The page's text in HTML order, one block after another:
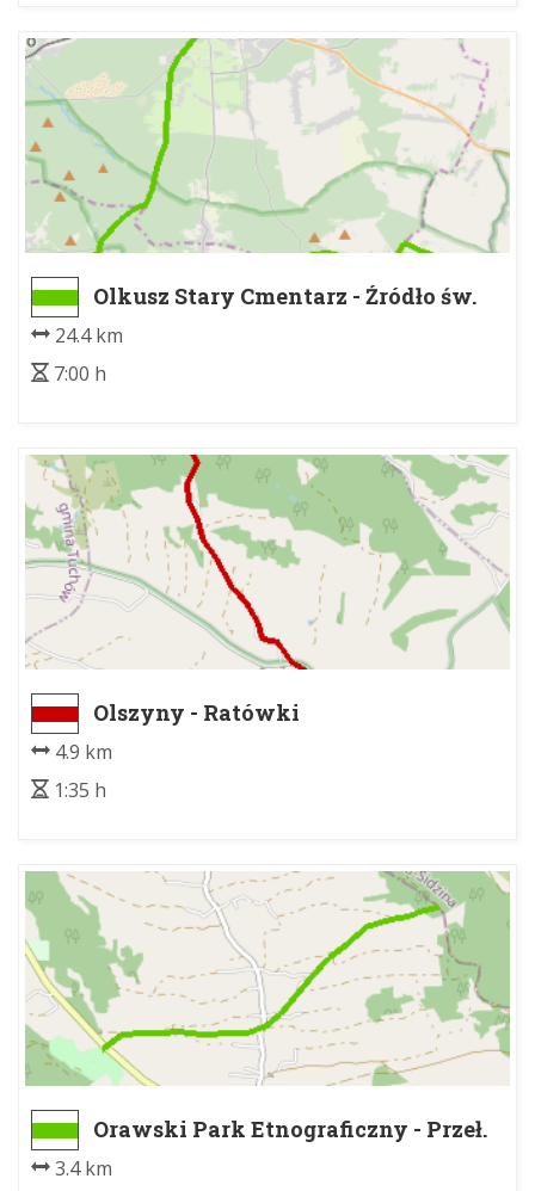
Olkusz Stary Cmentarz - Źródło św.
24.4 km
7:00 h
Olszyny - Ratówki
4.9 km
1:35 h
Orawski Park Etnograficzny - Przeł.
3.4 km